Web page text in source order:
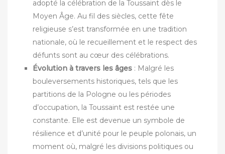
adopté la célébration de la Toussaint dès le
Moyen Âge. Au fil des siècles, cette fête
religieuse s’est transformée en une tradition
nationale, où le recueillement et le respect des
défunts sont au cœur des célébrations.
Évolution à travers les âges : Malgré les
bouleversements historiques, tels que les
partitions de la Pologne ou les périodes
d’occupation, la Toussaint est restée une
constante. Elle est devenue un symbole de
résilience et d’unité pour le peuple polonais, un
moment où, malgré les divisions politiques ou